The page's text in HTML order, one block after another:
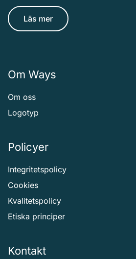
Läs mer
Om Ways
Om oss
Logotyp
Policyer
Integritetspolicy
Cookies
Kvalitetspolicy
Etiska principer
Kontakt